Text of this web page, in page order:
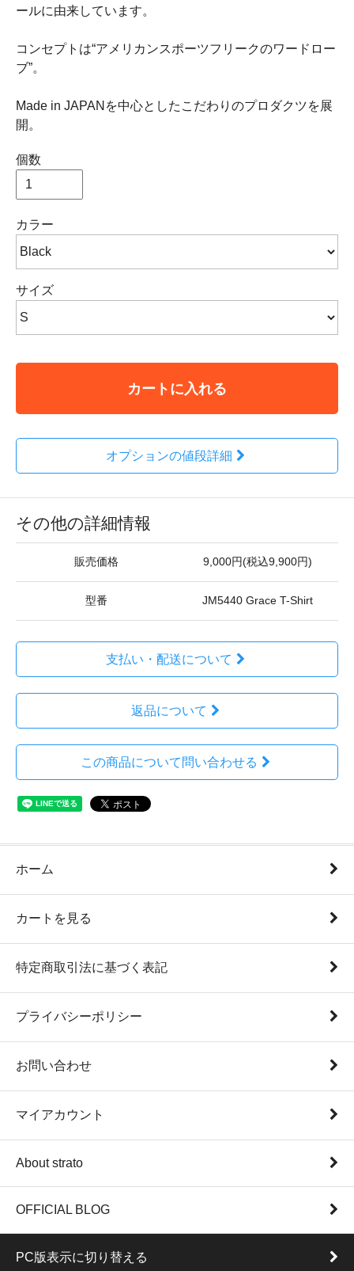
ールに由来しています。
コンセプトは“アメリカンスポーツフリークのワードロー
ブ”。
Made in JAPANを中心としたこだわりのプロダクツを展
開。
個数
カラー
サイズ
カートに入れる
オプションの値段詳細
その他の詳細情報
販売価格 9,000円(税込9,900円)
型番 JM5440 Grace T-Shirt
支払い・配送について
返品について
この商品について問い合わせる
ホーム
カートを見る
特定商取引法に基づく表記
プライバシーポリシー
お問い合わせ
マイアカウント
About strato
OFFICIAL BLOG
PC版表示に切り替える